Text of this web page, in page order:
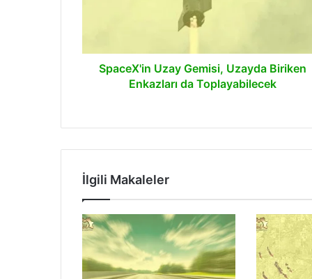
SpaceX'in Uzay Gemisi, Uzayda Biriken
Enkazları da Toplayabilecek
İlgili Makaleler